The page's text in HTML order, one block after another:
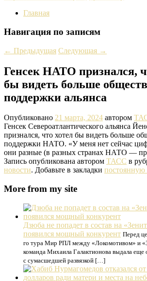
Главная
Навигация по записям
← Предыдущая Следующая →
Генсек НАТО признался,
бы видеть больше
поддержки альянса
Опубликовано 21 марта, 2024 автором
Генсек Североатлантического альянса
признался, что хотел бы видеть больше
поддержки НАТО. «У меня нет сейчас
они разные (в разных странах НАТО —
Запись опубликована автором ТАСС в
новости. Добавьте в закладки постоянную
More from my site
Дзюба не попадет в состав на
появился мощный конкурент Перед
го тура Мир РПЛ между «Локомотивом» и
команда Михаила Галактионова выдала еще
с сумасшедшей развязкой […]